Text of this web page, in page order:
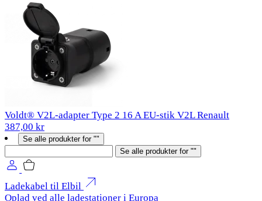
Voldt® V2L-adapter Type 2 16 A EU-stik V2L Renault
387,00 kr
Se alle produkter for ""
Se alle produkter for ""
Ladekabel til Elbil
Oplad ved alle ladestationer i Europa